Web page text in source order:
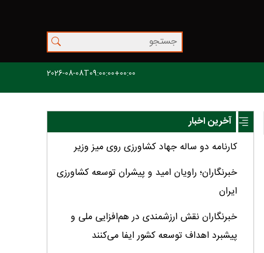
2026-08-08T09:00:00+00:00
آخرین اخبار
کارنامه دو ساله جهاد کشاورزی روی میز وزیر
خبرنگاران؛ راویان امید و پیشران توسعه کشاورزی
ایران
خبرنگاران نقش ارزشمندی در هم‌افزایی ملی و
پیشبرد اهداف توسعه کشور ایفا می‌کنند